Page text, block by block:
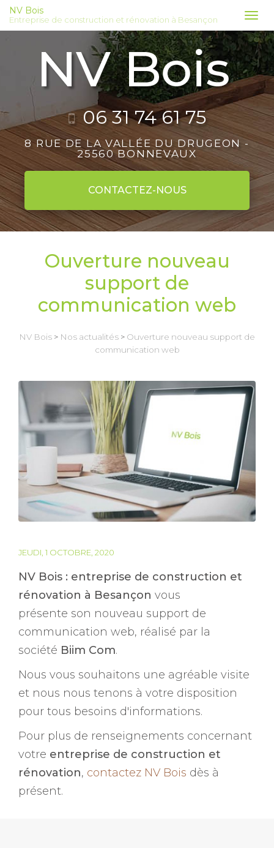
Aller
au
principal
NV Bois
Entreprise de construction et rénovation à Besançon
06 31 74 61 75
8 RUE DE LA VALLÉE DU DRUGEON -
25560 BONNEVAUX
CONTACTEZ-NOUS
Ouverture nouveau
support de
communication web
NV Bois > Nos actualités > Ouverture nouveau support de
communication web
JEUDI, 1 OCTOBRE, 2020
NV Bois : entreprise de construction et
rénovation à Besançon vous
présente son nouveau support de
communication web, réalisé par la
société Biim Com.
Nous vous souhaitons une agréable visite
et nous nous tenons à votre disposition
pour tous besoins d'informations.
Pour plus de renseignements concernant
votre entreprise de construction et
rénovation, contactez NV Bois dès à
présent.